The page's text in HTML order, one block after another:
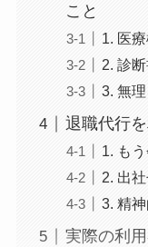
こと
1. 医
2. 診
3. 無
退職代行
1. も
2. 出
3. 精
実際の利